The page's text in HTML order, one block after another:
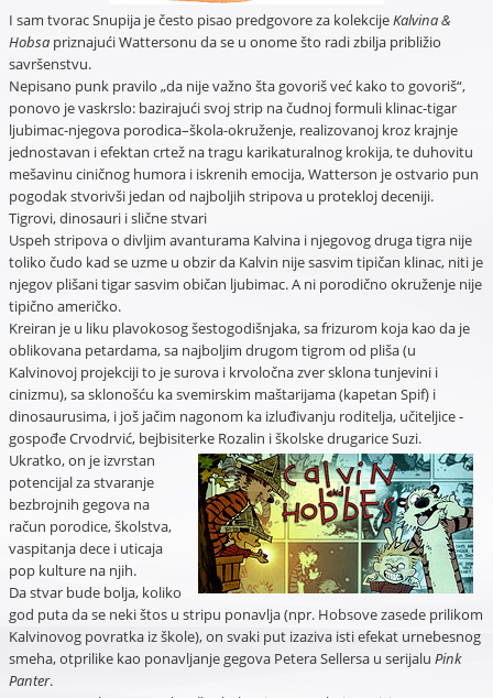
I sam tvorac Snupija je često pisao predgovore za kolekcijeKalvina &
Hobsapriznajući Wattersonu da se u onome što radi zbilja približio
savršenstvu.
Nepisano punk pravilo „da nije važno šta govoriš već kako to govoriš“,
ponovo je vaskrslo: bazirajući svoj strip na čudnoj formuli klinac-tigar
ljubimac-njegova porodica–škola-okruženje, realizovanoj kroz krajnje
jednostavan i efektan crtež na tragu karikaturalnog krokija, te duhovitu
mešavinu ciničnog humora i iskrenih emocija, Watterson je ostvario pun
pogodak stvorivši jedan od najboljih stripova u protekloj deceniji.
Tigrovi, dinosauri i slične stvari
Uspeh stripova o divljim avanturama Kalvina i njegovog druga tigra nije
toliko čudo kad se uzme u obzir da Kalvin nije sasvim tipičan klinac, niti je
njegov plišani tigar sasvim običan ljubimac. A ni porodično okruženje nije
tipično američko.
Kreiran je u liku plavokosog šestogodišnjaka, sa frizurom koja kao da je
oblikovana petardama, sa najboljim drugom tigrom od pliša (u
Kalvinovoj projekciji to je surova i krvoločna zver sklona tunjevini i
cinizmu), sa sklonošću ka svemirskim maštarijama (kapetan Spif) i
dinosaurusima, i još jačim nagonom ka izluđivanju roditelja, učiteljice -
gospođe Crvodrvić, bejbisiterke Rozalin i školske drugarice Suzi.
Ukratko, on je izvrstan
potencijal za stvaranje
bezbrojnih gegova na
račun porodice, školstva,
vaspitanja dece i uticaja
pop kulture na njih.
Da stvar bude bolja, koliko
god puta da se neki štos u stripu ponavlja (npr. Hobsove zasede prilikom
Kalvinovog povratka iz škole), on svaki put izaziva isti efekat urnebesnog
smeha, otprilike kao ponavljanje gegova Petera Sellersa u serijalu Pink
Panter.